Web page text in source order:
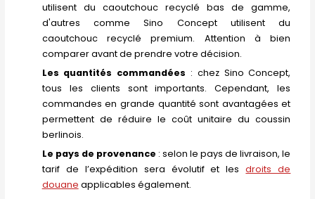
utilisent du caoutchouc recyclé bas de gamme,
d'autres comme Sino Concept utilisent du
caoutchouc recyclé premium. Attention à bien
comparer avant de prendre votre décision.
Les quantités commandées : chez Sino Concept,
tous les clients sont importants. Cependant, les
commandes en grande quantité sont avantagées et
permettent de réduire le coût unitaire du coussin
berlinois.
Le pays de provenance : selon le pays de livraison, le
tarif de l’expédition sera évolutif et lesdroits de
douane applicables également.